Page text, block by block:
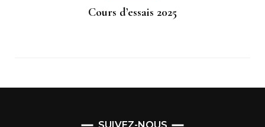
Cours d’essais 2025
SUIVEZ-NOUS